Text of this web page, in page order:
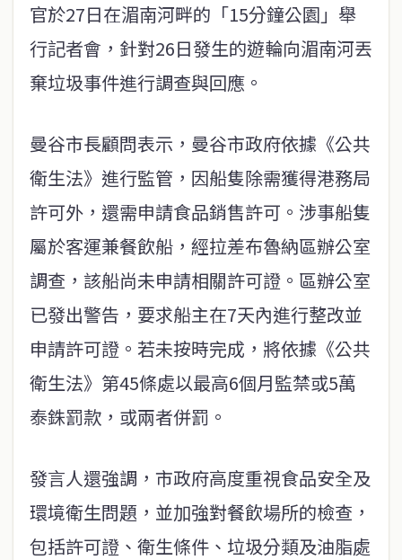
官於27日在湄南河畔的「15分鐘公園」舉
行記者會，針對26日發生的遊輪向湄南河丟
棄垃圾事件進行調查與回應。
曼谷市長顧問表示，曼谷市政府依據《公共
衛生法》進行監管，因船隻除需獲得港務局
許可外，還需申請食品銷售許可。涉事船隻
屬於客運兼餐飲船，經拉差布魯納區辦公室
調查，該船尚未申請相關許可證。區辦公室
已發出警告，要求船主在7天內進行整改並
申請許可證。若未按時完成，將依據《公共
衛生法》第45條處以最高6個月監禁或5萬
泰銖罰款，或兩者併罰。
發言人還強調，市政府高度重視食品安全及
環境衛生問題，並加強對餐飲場所的檢查，
包括許可證、衛生條件、垃圾分類及油脂處